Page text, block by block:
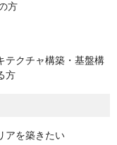
方
テクチャ構築・基盤構
方
アを築きたい